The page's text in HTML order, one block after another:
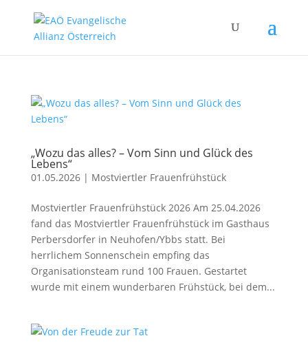
„Wozu das alles? – Vom Sinn und Glück des
Lebens“
01.05.2026| Mostviertler Frauenfrühstück
Mostviertler Frauenfrühstück 2026 Am 25.04.2026
fand das Mostviertler Frauenfrühstück im Gasthaus
Perbersdorfer in Neuhofen/Ybbs statt. Bei
herrlichem Sonnenschein empfing das
Organisationsteam rund 100 Frauen. Gestartet
wurde mit einem wunderbaren Frühstück, bei dem...